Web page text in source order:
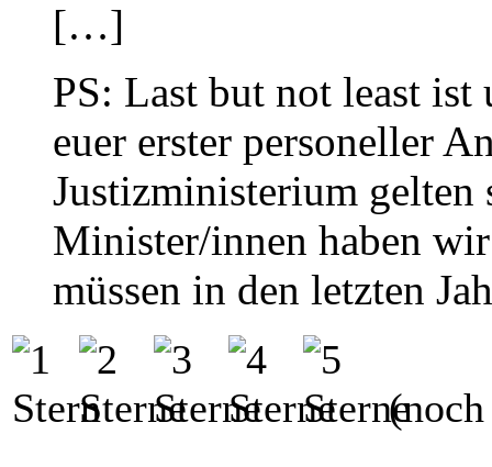
[…]
PS: Last but not least ist
euer erster personeller
Justizministerium gelten
Minister/innen haben
müssen in den letzten
(noch